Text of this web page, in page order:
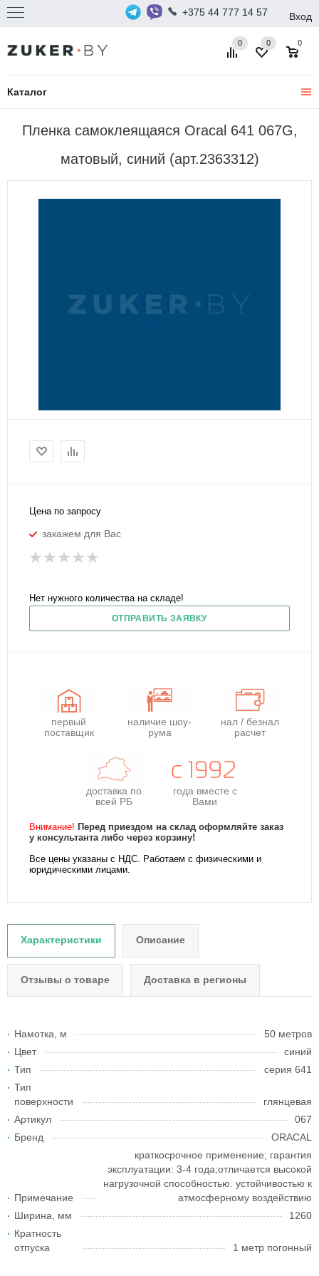
+375 44 777 14 57 Вход
Каталог
0 0
0
Пленка самоклеящаяся Oracal 641 067G,
матовый, синий (арт.2363312)
Цена по запросу
закажем для Вас
Нет нужного количества на складе!
ОТПРАВИТЬ ЗАЯВКУ
первый
поставщик
наличие шоу-
рума
нал / безнал
расчет
доставка по
всей РБ
года вместе с
Вами
Внимание! Перед приездом на склад оформляйте заказ
у консультанта либо через корзину!
Все цены указаны с НДС. Работаем с физическими и
юридическими лицами.
Характеристики Описание
Отзывы о товаре Доставка в регионы
Намотка, м
50 метров
Цвет
синий
Тип
серия 641
Тип
поверхности
глянцевая
Артикул
067
Бренд
ORACAL
Примечание
краткосрочное применение; гарантия
эксплуатации: 3-4 года;отличается высокой
нагрузочной способностью. устойчивостью к
атмосферному воздействию
Ширина, мм
1260
Кратность
отпуска
1 метр погонный